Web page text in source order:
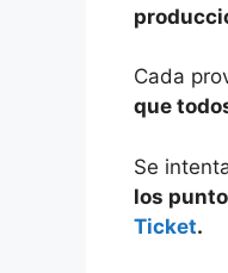
Cada
que
Se
los
Ticket.